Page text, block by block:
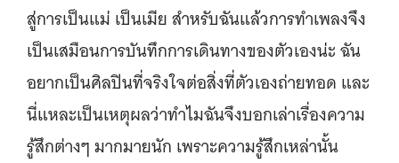
สู่การเป็นแม่ เป็นเมีย สำหรับฉันแล้วการทำเพลงจึง
เป็นเสมือนการบันทึกการเดินทางของตัวเองน่ะ ฉัน
อยากเป็นศิลปินที่จริงใจต่อสิ่งที่ตัวเองถ่ายทอด และ
นี่แหละเป็นเหตุผลว่าทำไมฉันจึงบอกเล่าเรื่องความ
รู้สึกต่างๆ มากมายนัก เพราะความรู้สึกเหล่านั้น